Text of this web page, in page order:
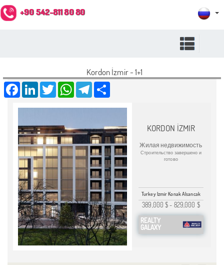
+90 542-811 80 80
Kordon İzmir - 1+1
Facebook LinkedIn Twitter WhatsApp Telegram
KORDON İZMIR
Жилая недвижимость
Строительство завершено и
готово
Turkey Izmir Konak Alsancak
389,000 $- 829,000 $
REALTY
GALAXY